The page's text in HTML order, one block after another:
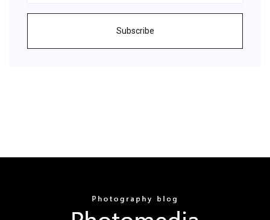
Subscribe